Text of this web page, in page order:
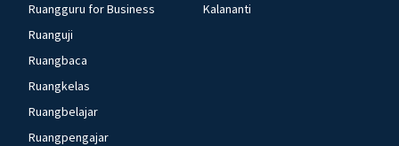
Ruangguru for Business
Ruanguji
Ruangbaca
Ruangkelas
Ruangbelajar
Ruangpengajar
Kalananti